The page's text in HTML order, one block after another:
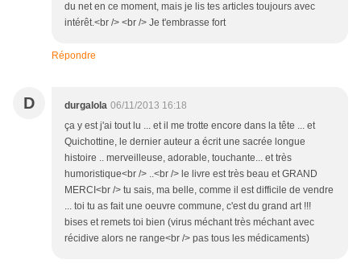
du net en ce moment, mais je lis tes articles toujours avec
intérêt.<br /> <br /> Je t'embrasse fort
Répondre
D durgalola 06/11/2013 16:18
ça y est j'ai tout lu ... et il me trotte encore dans la tête ... et
Quichottine, le dernier auteur a écrit une sacrée longue
histoire .. merveilleuse, adorable, touchante... et très
humoristique<br /> ..<br /> le livre est très beau et GRAND
MERCI<br /> tu sais, ma belle, comme il est difficile de vendre
... toi tu as fait une oeuvre commune, c'est du grand art !!!
bises et remets toi bien (virus méchant très méchant avec
récidive alors ne range<br /> pas tous les médicaments)